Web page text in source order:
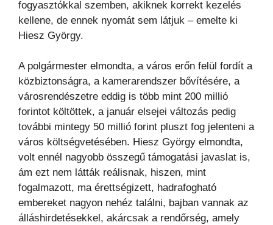
fogyasztókkal szemben, akiknek korrekt kezelés
kellene, de ennek nyomát sem látjuk – emelte ki
Hiesz György.
A polgármester elmondta, a város erőn felül fordít a
közbiztonságra, a kamerarendszer bővítésére, a
városrendészetre eddig is több mint 200 millió
forintot költöttek, a január elsejei változás pedig
további mintegy 50 millió forint pluszt fog jelenteni a
város költségvetésében. Hiesz György elmondta,
volt ennél nagyobb összegű támogatási javaslat is,
ám ezt nem látták reálisnak, hiszen, mint
fogalmazott, ma érettségizett, hadrafogható
embereket nagyon nehéz találni, bajban vannak az
álláshirdetésekkel, akárcsak a rendőrség, amely